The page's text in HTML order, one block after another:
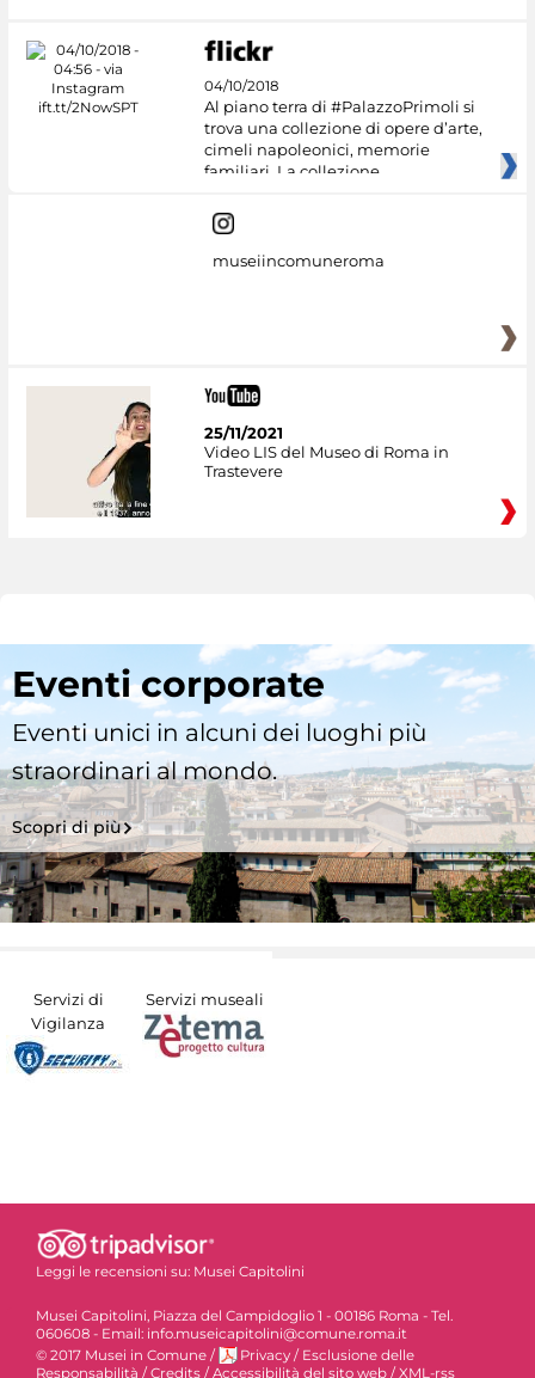
04/10/2018
Al piano terra di #PalazzoPrimoli si
trova una collezione di opere d’arte,
cimeli napoleonici, memorie
familiari. La collezione
museiincomuneroma
25/11/2021
Video LIS del Museo di Roma in
Trastevere
Eventi corporate
Eventi unici in alcuni dei luoghi più
straordinari al mondo.
Scopri di più
Servizi di
Vigilanza
Servizi museali
Leggi le recensioni su: Musei Capitolini
Musei Capitolini, Piazza del Campidoglio 1 - 00186 Roma - Tel.
060608 - Email: info.museicapitolini@comune.roma.it
© 2017 Musei in Comune / Privacy / Esclusione delle
Responsabilità / Credits / Accessibilità del sito web / XML-rss